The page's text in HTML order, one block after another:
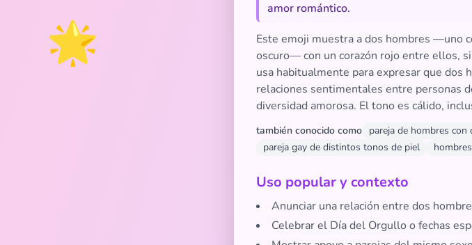
🌟
amor romántico.
Este emoji muestra a dos hombres —uno
oscuro— con un corazón rojo entre ellos,
usa habitualmente para expresar que dos
relaciones sentimentales entre personas
diversidad amorosa. El tono es cálido,
también conocido como pareja de hombres
pareja gay de distintos tonos de piel
Uso popular y contexto
Anunciar una relación entre dos
Celebrar el Día del Orgullo o fechas